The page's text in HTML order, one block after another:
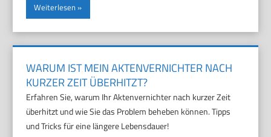
Weiterlesen
WARUM IST MEIN AKTENVERNICHTER NACH
KURZER ZEIT ÜBERHITZT?
Erfahren Sie, warum Ihr Aktenvernichter nach kurzer Zeit
überhitzt und wie Sie das Problem beheben können. Tipps
und Tricks für eine längere Lebensdauer!